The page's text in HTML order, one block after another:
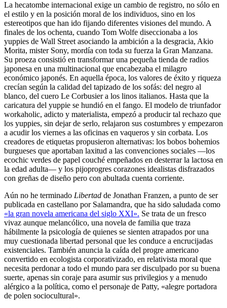
La hecatombe internacional exige un cambio de registro, no sólo en
el estilo y en la posición moral de los individuos, sino en los
estereotipos que han ido fijando diferentes visiones del mundo. A
finales de los ochenta, cuando Tom Wolfe diseccionaba a los
yuppies de Wall Street asociando la ambición a la desgracia, Akio
Morita, mister Sony, mordía con toda su fuerza la Gran Manzana.
Su proeza consistió en transformar una pequeña tienda de radios
japonesa en una multinacional que encabezaba el milagro
económico japonés. En aquella época, los valores de éxito y riqueza
crecían según la calidad del tapizado de los sofás: del negro al
blanco, del cuero Le Corbusier a los linos italianos. Hasta que la
caricatura del yuppie se hundió en el fango. El modelo de triunfador
workaholic, adicto y materialista, empezó a producir tal rechazo que
los yuppies, sin dejar de serlo, relajaron sus costumbres y empezaron
a acudir los viernes a las oficinas en vaqueros y sin corbata. Los
creadores de etiquetas propusieron alternativas: los bobos bohemios
burgueses que aportaban laxitud a las convenciones sociales —los
ecochic verdes de papel couché empeñados en desterrar la lactosa en
la edad adulta— y los pijoprogres corazones idealistas disfrazados
con greñas de diseño pero con abultada cuenta corriente.
Aún no he terminado Libertad de Jonathan Franzen, a punto de ser
publicada en castellano por Salamandra, que ha sido saludada como
«la gran novela americana del siglo XXI». Se trata de un fresco
vivaz aunque melancólico, una novela de familia que traza
hábilmente la psicología de quienes se sienten atrapados por una
muy cuestionada libertad personal que les conduce a encrucijadas
existenciales. También anuncia la caída del progre americano
convertido en ecologista corporativizado, en relativista moral que
necesita perdonar a todo el mundo para ser disculpado por su buena
suerte, apenas sin coraje para asumir sus privilegios y a menudo
alérgico a la política, como el personaje de Patty, «alegre portadora
de polen sociocultural».